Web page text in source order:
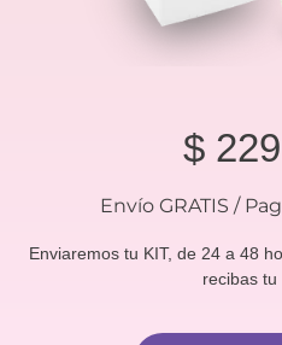
$
Envío GRATIS /
Enviaremos tu KIT, de 24 a 48
recibas tu